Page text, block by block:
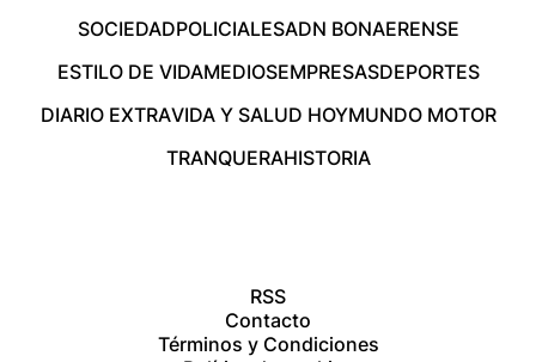
SOCIEDADPOLICIALESADN BONAERENSE
ESTILO DE VIDAMEDIOSEMPRESASDEPORTES
DIARIO EXTRAVIDA Y SALUD HOYMUNDO MOTOR
TRANQUERAHISTORIA
RSS
Contacto
Términos y Condiciones